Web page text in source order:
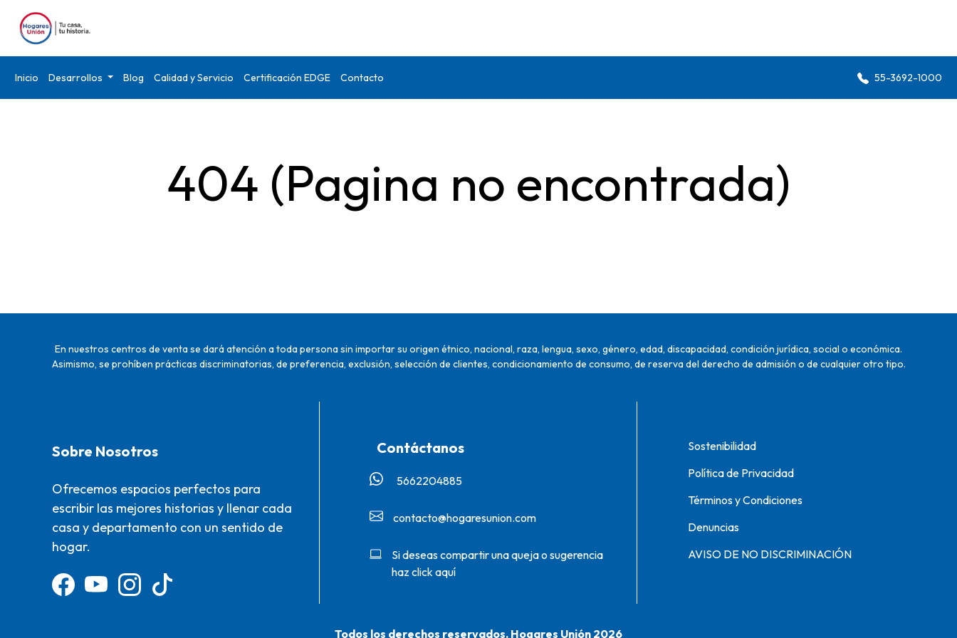
Inicio Desarrollos Blog Calidad y Servicio Certificación EDGE Contacto 55-3692-1000
404 (Pagina no encontrada)
En nuestros centros de venta se dará atención a toda persona sin importar su origen étnico, nacional, raza, lengua, sexo, género, edad, discapacidad, condición jurídica, social o económica.
Asimismo, se prohíben prácticas discriminatorias, de preferencia, exclusión, selección de clientes, condicionamiento de consumo, de reserva del derecho de admisión o de cualquier otro tipo.
Sobre Nosotros
Ofrecemos espacios perfectos para
escribir las mejores historias y llenar cada
casa y departamento con un sentido de
hogar.
Contáctanos
5662204885‬
contacto@hogaresunion.com
Si deseas compartir una queja o sugerencia
haz click aquí
Sostenibilidad
Política de Privacidad
Términos y Condiciones
Denuncias
AVISO DE NO DISCRIMINACIÓN
Todos los derechos reservados. Hogares Unión 2026